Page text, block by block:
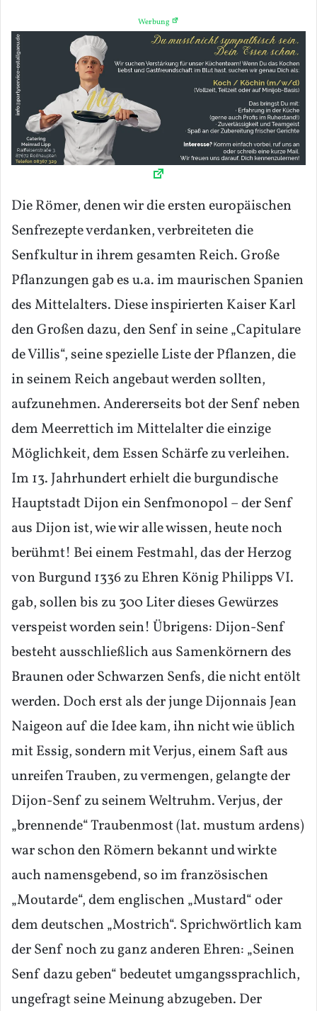
Werbung
Die Römer, denen wir die ersten europäischen
Senfrezepte verdanken, verbreiteten die
Senfkultur in ihrem gesamten Reich. Große
Pflanzungen gab es u.a. im maurischen Spanien
des Mittelalters. Diese inspirierten Kaiser Karl
den Großen dazu, den Senf in seine „Capitulare
de Villis“, seine spezielle Liste der Pflanzen, die
in seinem Reich angebaut werden sollten,
aufzunehmen. Andererseits bot der Senf neben
dem Meerrettich im Mittelalter die einzige
Möglichkeit, dem Essen Schärfe zu verleihen.
Im 13. Jahrhundert erhielt die burgundische
Hauptstadt Dijon ein Senfmonopol – der Senf
aus Dijon ist, wie wir alle wissen, heute noch
berühmt! Bei einem Festmahl, das der Herzog
von Burgund 1336 zu Ehren König Philipps VI.
gab, sollen bis zu 300 Liter dieses Gewürzes
verspeist worden sein! Übrigens: Dijon-Senf
besteht ausschließlich aus Samenkörnern des
Braunen oder Schwarzen Senfs, die nicht entölt
werden. Doch erst als der junge Dijonnais Jean
Naigeon auf die Idee kam, ihn nicht wie üblich
mit Essig, sondern mit Verjus, einem Saft aus
unreifen Trauben, zu vermengen, gelangte der
Dijon-Senf zu seinem Weltruhm. Verjus, der
„brennende“ Traubenmost (lat. mustum ardens)
war schon den Römern bekannt und wirkte
auch namensgebend, so im französischen
„Moutarde“, dem englischen „Mustard“ oder
dem deutschen „Mostrich“. Sprichwörtlich kam
der Senf noch zu ganz anderen Ehren: „Seinen
Senf dazu geben“ bedeutet umgangssprachlich,
ungefragt seine Meinung abzugeben. Der